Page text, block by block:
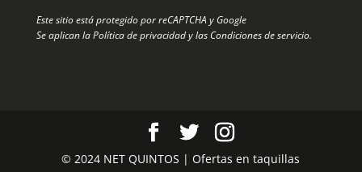
Este sitio está protegido por reCAPTCHA y Google
Se aplican laPolítica de privacidady las Condiciones de servicio.
© 2024 NET QUINTOS | Ofertas en taquillas